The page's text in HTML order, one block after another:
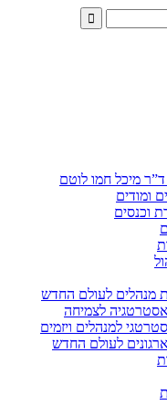
מיכל חמו לוטם
ומודים
וכנסים
מנהלים לעולם החדש
לצמיחה
למנהלים ויזמים
לעולם החדש